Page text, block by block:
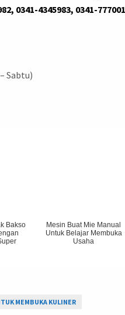
0341-4345983, 0341-
Sabtu)
Bakso
Mesin Buat Mie Manual
Untuk Belajar Membuka
Usaha
MEMBUKA KULINER